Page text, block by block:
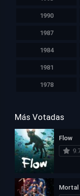
1990
1987
1984
1981
1978
Más Votadas
Flow
Mortal